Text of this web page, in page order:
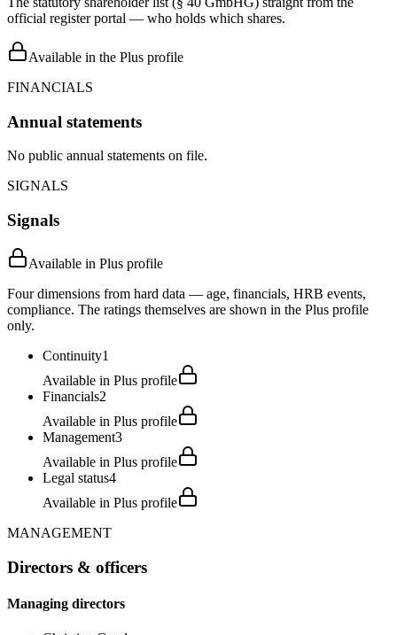
official register portal — who holds which shares.
Available in the Plus profile
FINANCIALS
Annual statements
No public annual statements on file.
SIGNALS
Signals
Available in Plus profile
Four dimensions from hard data — age, financials, HRB events,
compliance. The ratings themselves are shown in the Plus profile
only.
Continuity1
Available in Plus profile
Financials2
Available in Plus profile
Management3
Available in Plus profile
Legal status4
Available in Plus profile
MANAGEMENT
Directors & officers
Managing directors